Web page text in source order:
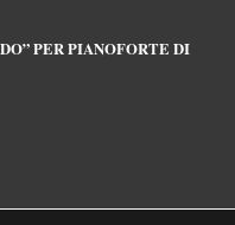
PER PIANOFORTE DI